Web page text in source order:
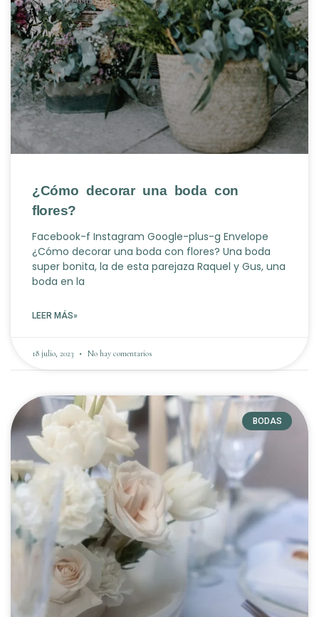
¿Cómo decorar una boda con
flores?
Facebook-f Instagram Google-plus-g Envelope
¿Cómo decorar una boda con flores? Una boda
super bonita, la de esta parejaza Raquel y Gus, una
boda en la
LEER MÁS»
18 julio, 2023 No hay comentarios
BODAS